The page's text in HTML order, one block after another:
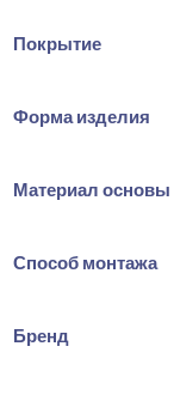
Покрытие
Форма изделия
Материал основы
Способ монтажа
Бренд